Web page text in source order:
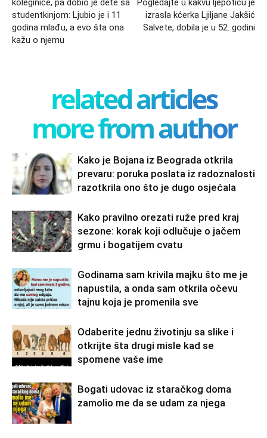
koleginice, pa dobio je dete sa
studentkinjom: Ljubio je i 11
godina mlađu, a evo šta ona
kažu o njemu
Pogledajte u kakvu ljepoticu je
izrasla kćerka Ljiljane Jakšić
Salvete, dobila je u 52. godini
related articles
more from author
Kako je Bojana iz Beograda otkrila
prevaru: poruka poslata iz radoznalosti
razotkrila ono što je dugo osjećala
Kako pravilno orezati ruže pred kraj
sezone: korak koji odlučuje o jačem
grmu i bogatijem cvatu
Godinama sam krivila majku što me je
napustila, a onda sam otkrila očevu
tajnu koja je promenila sve
Odaberite jednu životinju sa slike i
otkrijte šta drugi misle kad se
spomene vaše ime
Bogati udovac iz staračkog doma
zamolio me da se udam za njega